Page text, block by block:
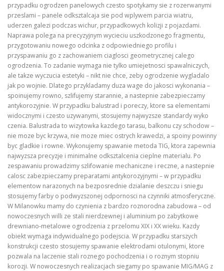
przypadku ogrodzen panelowych czesto spotykamy sie z rozerwanymi
przeslami – panele odksztalcaja sie pod wplywem parcia wiatru,
uderzen galezi podczas wichur, przypadkowych kolizji z pojazdami.
Naprawa polega na precyzyjnym wycieciu uszkodzonego fragmentu,
przygotowaniu nowego odcinka z odpowiedniego profilu i
przyspawaniu go z zachowaniem ciaglosci geometrycznej calego
ogrodzenia. To zadanie wymaga nie tylko umiejetnosci spawalniczych,
ale takze wyczucia estetyki – nikt nie chce, zeby ogrodzenie wygladalo
jak po wojnie. Dlatego przykladamy duza wage do jakosci wykonania –
spoinujemy rowno, szlifujemy starannie, a nastepnie zabezpieczamy
antykorozyjnie. W przypadku balustrad i poreczy, ktore sa elementami
widocznymi i czesto uzywanymi, stosujemy najwyzsze standardy wyko
czenia. Balustrada to wizytowka kazdego tarasu, balkonu czy schodow –
nie moze byc krzywa, nie moze miec ostrych krawedzi, a spoiny powinny
byc gladkie i rowne. Wykonujemy spawanie metoda TIG, ktora zapewnia
najwyzsza precyzje i minimalne odksztalcenia cieplne materialu. Po
zespawaniu prowadzimy szlifowanie mechaniczne i reczne, a nastepnie
calosc zabezpieczamy preparatami antykorozyjnymi – w przypadku
elementow narazonych na bezposrednie dzialanie deszczu i sniegu
stosujemy farby o podwyzszonej odpornosci na czynniki atmosferyczne.
W Milanowku mamy do czynienia z bardzo roznorodna zabudowa – od
nowoczesnych willi ze stali nierdzewnej i aluminium po zabytkowe
drewniano-metalowe ogrodzenia z przelomu XIX i XX wieku. Kazdy
obiekt wymaga indywidualnego podejscia. W przypadku starszych
konstrukcji czesto stosujemy spawanie elektrodami otulonymi, ktore
pozwala na laczenie stali roznego pochodzenia i o roznym stopniu
korozji. W nowoczesnych realizacjach siegamy po spawanie MIG/MAG z